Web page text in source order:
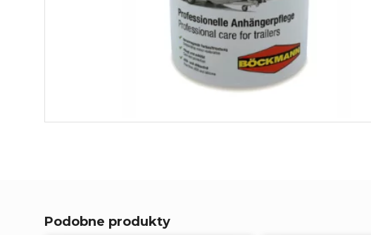
Podobne produkty